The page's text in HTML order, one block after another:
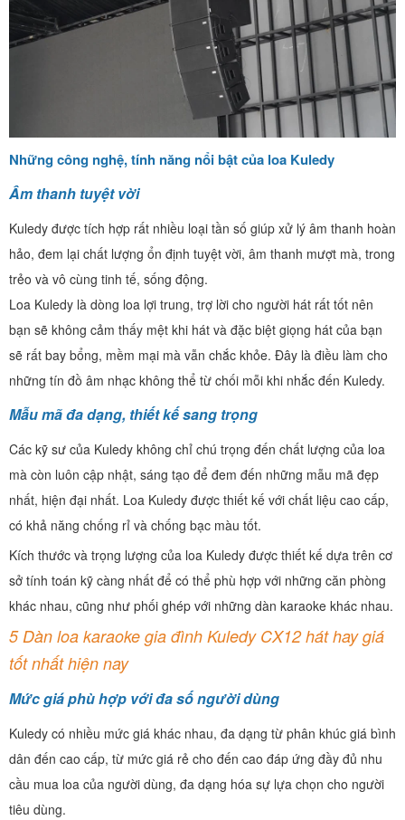
Những công nghệ, tính năng nổi bật của loa Kuledy
Âm thanh tuyệt vời
Kuledy được tích hợp rất nhiều loại tần số giúp xử lý âm thanh hoàn
hảo, đem lại chất lượng ổn định tuyệt vời, âm thanh mượt mà, trong
trẻo và vô cùng tinh tế, sống động.
Loa Kuledy là dòng loa lợi trung, trợ lời cho người hát rất tốt nên
bạn sẽ không cảm thấy mệt khi hát và đặc biệt giọng hát của bạn
sẽ rất bay bổng, mềm mại mà vẫn chắc khỏe. Đây là điều làm cho
những tín đồ âm nhạc không thể từ chối mỗi khi nhắc đến Kuledy.
Mẫu mã đa dạng, thiết kế sang trọng
Các kỹ sư của Kuledy không chỉ chú trọng đến chất lượng của loa
mà còn luôn cập nhật, sáng tạo để đem đến những mẫu mã đẹp
nhất, hiện đại nhất. Loa Kuledy được thiết kế với chất liệu cao cấp,
có khả năng chống rỉ và chống bạc màu tốt.
Kích thước và trọng lượng của loa Kuledy được thiết kế dựa trên cơ
sở tính toán kỹ càng nhất để có thể phù hợp với những căn phòng
khác nhau, cũng như phối ghép với những dàn karaoke khác nhau.
5 Dàn loa karaoke gia đình Kuledy CX12 hát hay giá
tốt nhất hiện nay
Mức giá phù hợp với đa số người dùng
Kuledy có nhiều mức giá khác nhau, đa dạng từ phân khúc giá bình
dân đến cao cấp, từ mức giá rẻ cho đến cao đáp ứng đầy đủ nhu
cầu mua loa của người dùng, đa dạng hóa sự lựa chọn cho người
tiêu dùng.